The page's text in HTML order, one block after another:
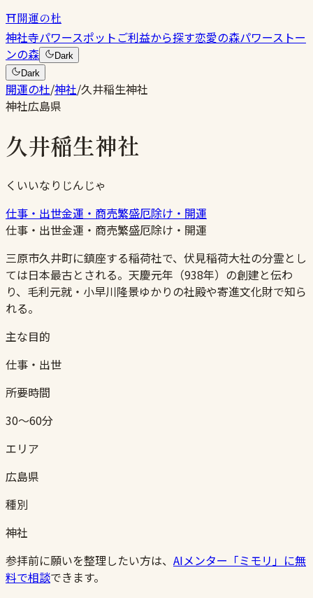
⛩開運の杜
神社寺パワースポットご利益から探す恋愛の森パワーストー
ンの森
Dark
Dark
開運の杜/神社/久井稲生神社
神社広島県
久井稲生神社
くいいなりじんじゃ
仕事・出世金運・商売繁盛厄除け・開運
仕事・出世金運・商売繁盛厄除け・開運
三原市久井町に鎮座する稲荷社で、伏見稲荷大社の分霊とし
ては日本最古とされる。天慶元年（938年）の創建と伝わ
り、毛利元就・小早川隆景ゆかりの社殿や寄進文化財で知ら
れる。
主な目的
仕事・出世
所要時間
30〜60分
エリア
広島県
種別
神社
参拝前に願いを整理したい方は、 AIメンター「ミモリ」に無
料で相談できます。